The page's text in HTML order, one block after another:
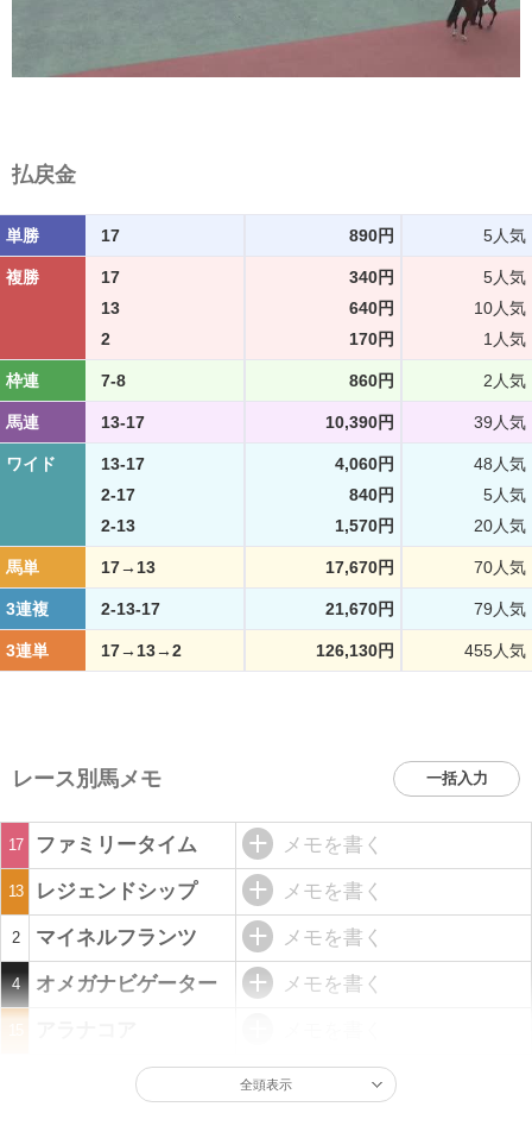
払戻金
単勝 17 890円 5人気
複勝 17 340円
5人気
13
640円
10人気
2
170円 1人気
枠連 7-8 860円 2人気
馬連 13-17 10,390円 39人気
ワイド 13-17 4,060円
48人気
2-17
840円
5人気
2-13
1,570円 20人気
馬単 17→13 17,670円 70人気
3連複 2-13-17 21,670円 79人気
3連単 17→13→2 126,130円 455人気
レース別馬メモ 一括入力
17 ファミリータイム メモを書く
13 レジェンドシップ メモを書く
2 マイネルフランツ メモを書く
4 オメガナビゲーター メモを書く
全頭表示